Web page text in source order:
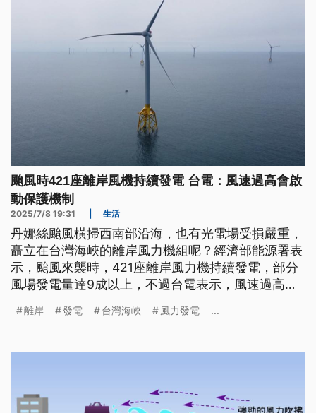
颱風時421座離岸風機持續發電 台電：風速過高會啟
動保護機制
2025/7/8 19:31 生活
丹娜絲颱風橫掃西南部沿海，也有光電場受損嚴重，
矗立在台灣海峽的離岸風力機組呢？經濟部能源署表
示，颱風來襲時，421座離岸風力機持續發電，部分
風場發電量達9成以上，不過台電表示，風速過高
離岸 發電 台灣海峽 風力發電 ...